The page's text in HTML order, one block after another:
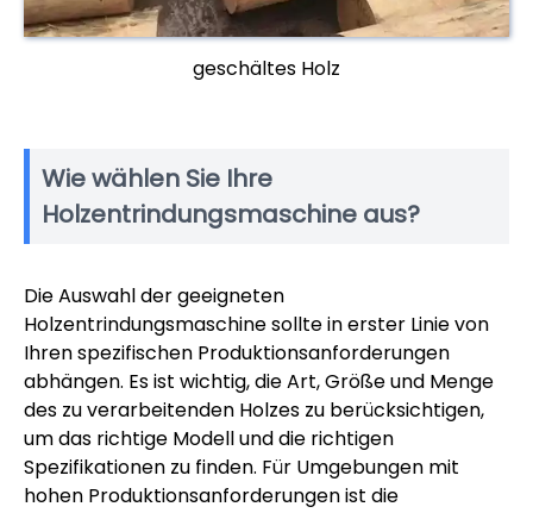
geschältes Holz
Wie wählen Sie Ihre
Holzentrindungsmaschine aus?
Die Auswahl der geeigneten
Holzentrindungsmaschine sollte in erster Linie von
Ihren spezifischen Produktionsanforderungen
abhängen. Es ist wichtig, die Art, Größe und Menge
des zu verarbeitenden Holzes zu berücksichtigen,
um das richtige Modell und die richtigen
Spezifikationen zu finden. Für Umgebungen mit
hohen Produktionsanforderungen ist die